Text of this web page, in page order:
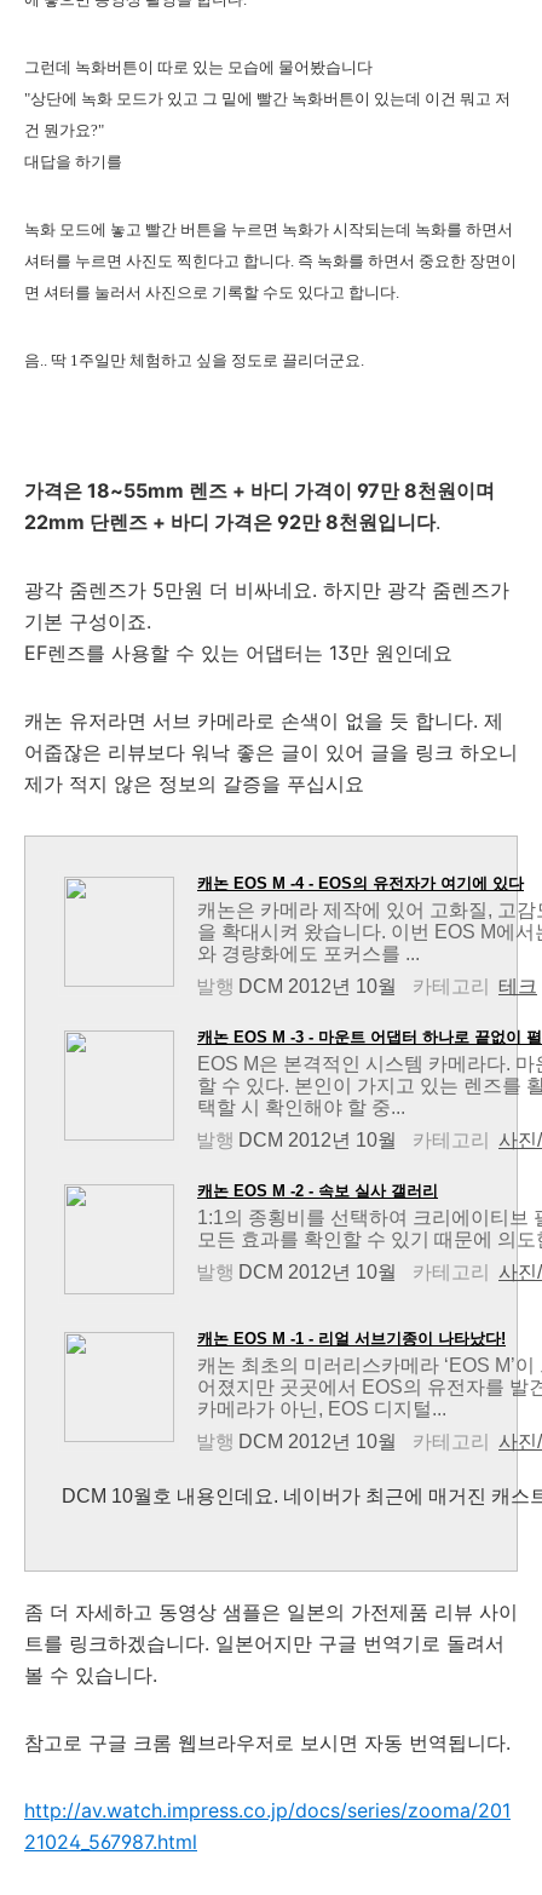
그런데 녹화버튼이 따로 있는 모습에 물어봤습니다
"상단에 녹화 모드가 있고 그 밑에 빨간 녹화버튼이 있는데 이건 뭐고 저
건 뭔가요?"
대답을 하기를
녹화 모드에 놓고 빨간 버튼을 누르면 녹화가 시작되는데 녹화를 하면서
셔터를 누르면 사진도 찍힌다고 합니다. 즉 녹화를 하면서 중요한 장면이
면 셔터를 눌러서 사진으로 기록할 수도 있다고 합니다.
음.. 딱 1주일만 체험하고 싶을 정도로 끌리더군요.
가격은 18~55mm 렌즈 + 바디 가격이 97만 8천원이며
22mm 단렌즈 + 바디 가격은 92만 8천원입니다.
광각 줌렌즈가 5만원 더 비싸네요. 하지만 광각 줌렌즈가
기본 구성이죠.
EF렌즈를 사용할 수 있는 어댑터는 13만 원인데요
캐논 유저라면 서브 카메라로 손색이 없을 듯 합니다. 제
어줍잖은 리뷰보다 워낙 좋은 글이 있어 글을 링크 하오니
제가 적지 않은 정보의 갈증을 푸십시요
캐논 EOS M -4 - EOS의 유전자가 여기에 있다
캐논은 카메라 제작에 있어 고화질, 고
을 확대시켜 왔습니다. 이번 EOS M에
와 경량화에도 포커스를 ...
발행 DCM 2012년 10월 카테고리 테크
캐논 EOS M -3 - 마운트 어댑터 하나로 끝없이
EOS M은 본격적인 시스템 카메라다.
할 수 있다. 본인이 가지고 있는 렌즈를
택할 시 확인해야 할 중...
발행 DCM 2012년 10월 카테고리 사진
캐논 EOS M -2 - 속보 실사 갤러리
1:1의 종횡비를 선택하여 크리에이티브
모든 효과를 확인할 수 있기 때문에 의
발행 DCM 2012년 10월 카테고리 사진
캐논 EOS M -1 - 리얼 서브기종이 나타났다!
캐논 최초의 미러리스카메라 ‘EOS M’
어졌지만 곳곳에서 EOS의 유전자를 발
카메라가 아닌, EOS 디지털...
발행 DCM 2012년 10월 카테고리 사진
DCM 10월호 내용인데요. 네이버가 최근에 매거진 캐
좀 더 자세하고 동영상 샘플은 일본의 가전제품 리뷰 사이
트를 링크하겠습니다. 일본어지만 구글 번역기로 돌려서
볼 수 있습니다.
참고로 구글 크롬 웹브라우저로 보시면 자동 번역됩니다.
http://av.watch.impress.co.jp/docs/series/zooma/201
21024_567987.html